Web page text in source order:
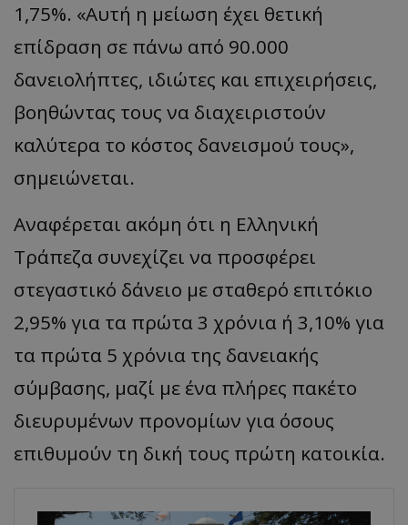
1,75%. «Αυτή η μείωση έχει θετική
επίδραση σε πάνω από 90.000
δανειολήπτες, ιδιώτες και επιχειρήσεις,
βοηθώντας τους να διαχειριστούν
καλύτερα το κόστος δανεισμού τους»,
σημειώνεται.
Αναφέρεται ακόμη ότι η Ελληνική
Τράπεζα συνεχίζει να προσφέρει
στεγαστικό δάνειο με σταθερό επιτόκιο
2,95% για τα πρώτα 3 χρόνια ή 3,10% για
τα πρώτα 5 χρόνια της δανειακής
σύμβασης, μαζί με ένα πλήρες πακέτο
διευρυμένων προνομίων για όσους
επιθυμούν τη δική τους πρώτη κατοικία.